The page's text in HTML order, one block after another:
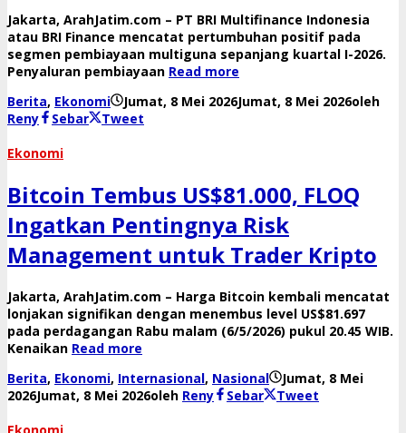
Jakarta, ArahJatim.com – PT BRI Multifinance Indonesia
atau BRI Finance mencatat pertumbuhan positif pada
segmen pembiayaan multiguna sepanjang kuartal I-2026.
Penyaluran pembiayaan Read more
Berita, Ekonomi Jumat, 8 Mei 2026Jumat, 8 Mei 2026oleh
Reny
Sebar
Tweet
Ekonomi
Bitcoin Tembus US$81.000, FLOQ
Ingatkan Pentingnya Risk
Management untuk Trader Kripto
Jakarta, ArahJatim.com – Harga Bitcoin kembali mencatat
lonjakan signifikan dengan menembus level US$81.697
pada perdagangan Rabu malam (6/5/2026) pukul 20.45 WIB.
Kenaikan Read more
Berita, Ekonomi, Internasional, Nasional
Jumat, 8 Mei
2026Jumat, 8 Mei 2026oleh Reny Sebar
Tweet